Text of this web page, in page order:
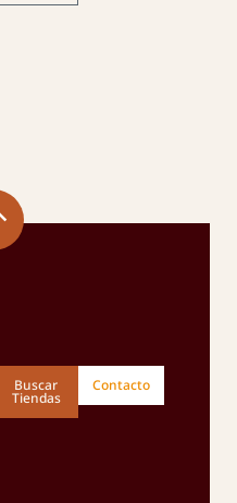
Buscar
Tiendas
Contacto